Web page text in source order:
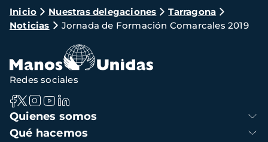
Ruta
de
navegación
Inicio Nuestras delegaciones
Tarragona
Noticias
Jornada de Formación Comarcales 2019
Navegación
principal
Quienes somos
Qué hacemos
Redes sociales